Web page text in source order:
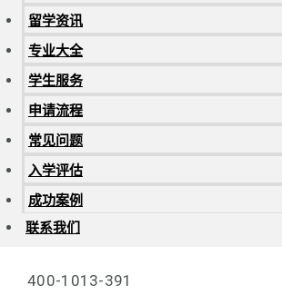
留学资讯
专业大全
学生服务
申请流程
常见问题
入学评估
成功案例
联系我们
400-1013-391